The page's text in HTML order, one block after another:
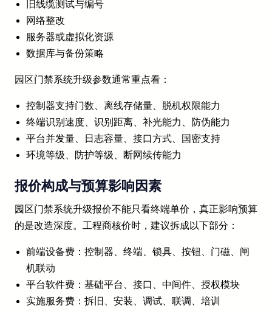
旧线缆测试与编号
网络整改
服务器或虚拟化资源
数据库与备份策略
园区门禁系统升级参数通常重点看：
控制器支持门数、离线存储量、脱机权限能力
终端识别速度、识别距离、补光能力、防伪能力
平台并发量、日志容量、接口方式、国密支持
环境等级、防护等级、断网续传能力
报价构成与预算影响因素
园区门禁系统升级报价不能只看终端单价，真正影响预算
的是改造深度。工程商核价时，建议拆成以下部分：
前端设备费：控制器、终端、锁具、按钮、门磁、闸
机联动
平台软件费：基础平台、接口、中间件、授权模块
实施服务费：拆旧、安装、调试、联调、培训